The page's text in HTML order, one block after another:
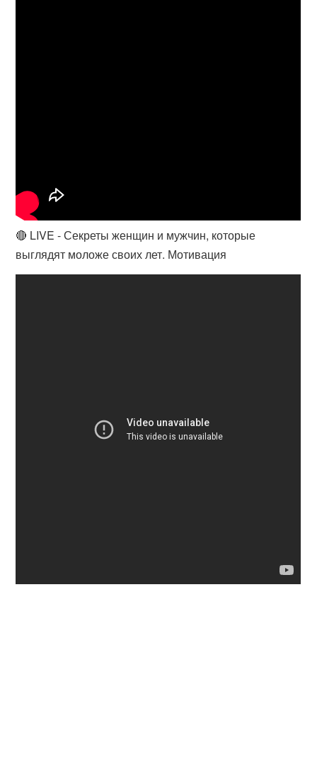
🔴 LIVE - Секреты женщин и мужчин, которые
выглядят моложе своих лет. Мотивация